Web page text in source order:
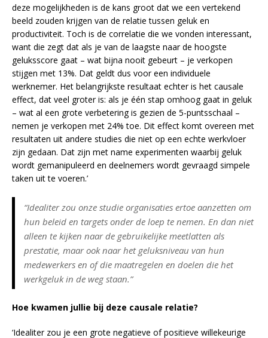
deze mogelijkheden is de kans groot dat we een vertekend
beeld zouden krijgen van de relatie tussen geluk en
productiviteit. Toch is de correlatie die we vonden interessant,
want die zegt dat als je van de laagste naar de hoogste
geluksscore gaat – wat bijna nooit gebeurt – je verkopen
stijgen met 13%. Dat geldt dus voor een individuele
werknemer. Het belangrijkste resultaat echter is het causale
effect, dat veel groter is: als je één stap omhoog gaat in geluk
– wat al een grote verbetering is gezien de 5-puntsschaal –
nemen je verkopen met 24% toe. Dit effect komt overeen met
resultaten uit andere studies die niet op een echte werkvloer
zijn gedaan. Dat zijn met name experimenten waarbij geluk
wordt gemanipuleerd en deelnemers wordt gevraagd simpele
taken uit te voeren.’
“Idealiter zou onze studie organisaties ertoe aanzetten om
hun beleid en targets onder de loep te nemen. En dan niet
alleen te kijken naar de gebruikelijke meetlatten als
prestatie, maar ook naar het geluksniveau van hun
medewerkers en of die maatregelen en doelen die het
werkgeluk in de weg staan.”
Hoe kwamen jullie bij deze causale relatie?
‘Idealiter zou je een grote negatieve of positieve willekeurige